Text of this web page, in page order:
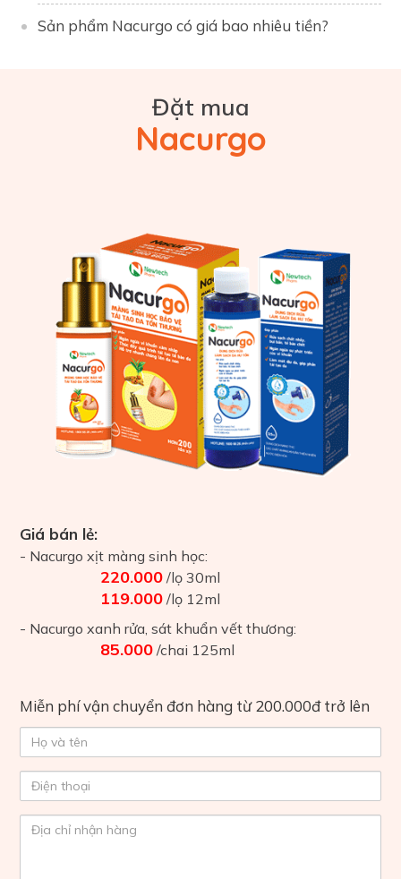
Sản phẩm Nacurgo có giá bao nhiêu tiền?
Đặt mua
Nacurgo
Giá bán lẻ:
- Nacurgo xịt màng sinh học:
220.000 /lọ 30ml
119.000 /lọ 12ml
- Nacurgo xanh rửa, sát khuẩn vết thương:
85.000 /chai 125ml
Miễn phí vận chuyển đơn hàng từ 200.000đ trở lên